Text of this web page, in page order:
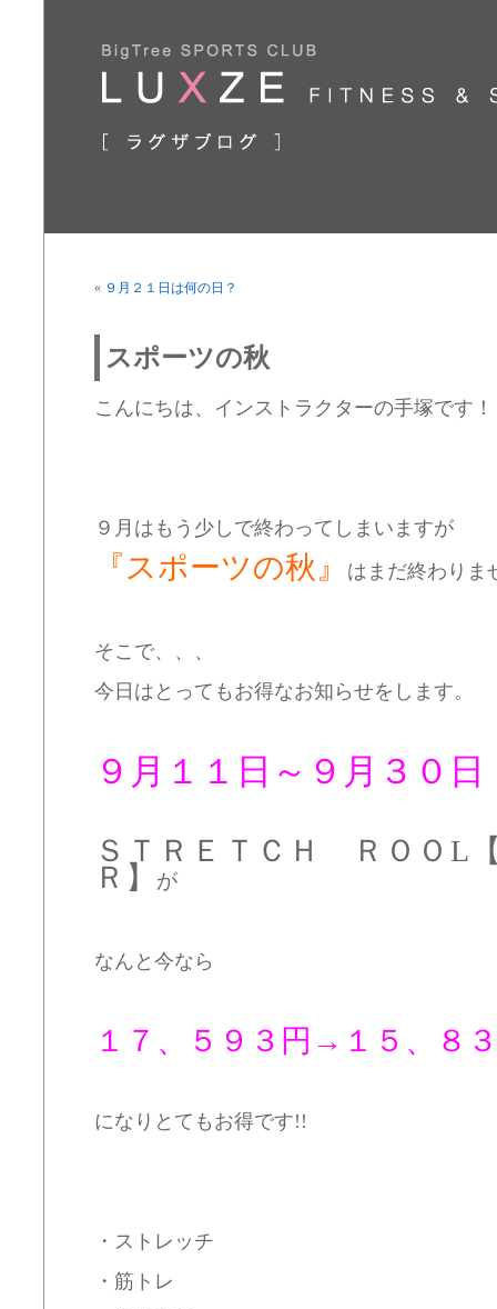
« ９月２１日は何の日？
スポーツの秋
こんにちは、インストラクターの手塚です！
９月はもう少しで終わってしまいますが
『スポーツの秋』 はまだ終わりま
そこで、、、
今日はとってもお得なお知らせをします。
９月１１日～９月３０日
ＳＴＲＥＴＣＨ ＲＯＯL
Ｒ】 が
なんと今なら
１７、５９３円→１５、
になりとてもお得です!!
・ストレッチ
・筋トレ